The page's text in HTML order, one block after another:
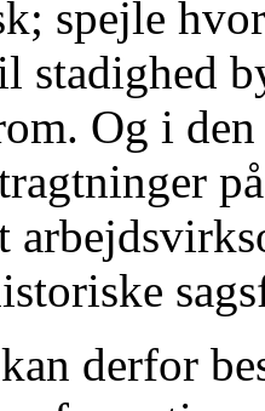
spejle
stadighed
Og i
derfor